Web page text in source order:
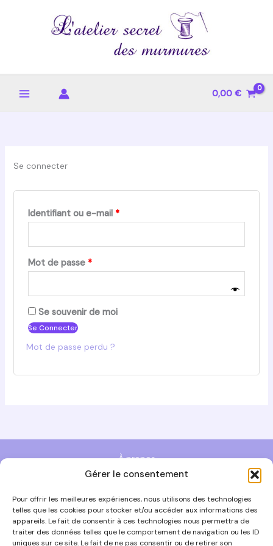
Gérer le consentement
Pour offrir les meilleures expériences, nous utilisons des technologies
telles que les cookies pour stocker et/ou accéder aux informations des
appareils. Le fait de consentir à ces technologies nous permettra de
traiter des données telles que le comportement de navigation ou les ID
uniques sur ce site. Le fait de ne pas consentir ou de retirer son
0,00€
Se connecter
Identifiant ou e-mail *Obligatoire
Mot de passe *Obligatoire
Se souvenir de moi
Se Connecter
Mot de passe perdu ?
À propos
Politique de cookies (UE)
Politique de confidentialité
Condition Générale de vente